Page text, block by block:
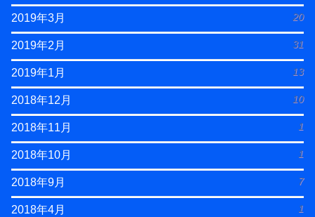
2019年3月 20
2019年2月 31
2019年1月 13
2018年12月 10
2018年11月 1
2018年10月 1
2018年9月 7
2018年4月 1